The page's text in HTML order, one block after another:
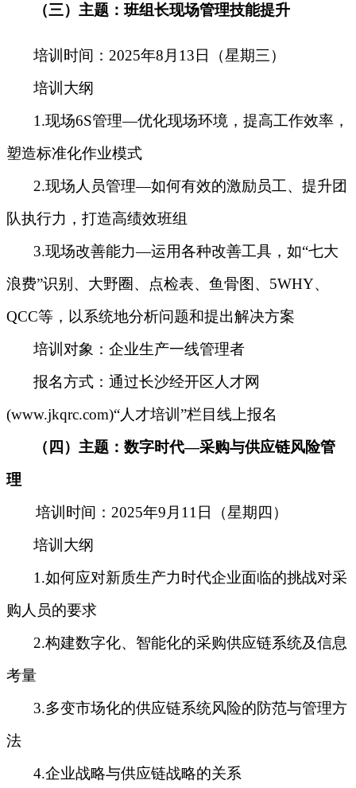
（三） 主题： 班组长现场管理技能提升
培训时间：2025年8月13日（星期三）
培训大纲
1.现场6S管理—优化现场环境，提高工作效率，
塑造标准化作业模式
2.现场人员管理—如何有效的激励员工、提升团
队执行力，打造高绩效班组
3.现场改善能力—运用各种改善工具，如“七大
浪费”识别、大野圈、点检表、鱼骨图、5WHY、
QCC等，以系统地分析问题和提出解决方案
培训对象：企业生产一线管理者
报名方式 ： 通过长沙经开区人才网
(www.jkqrc.com)“人才培训”栏目线上报名
（ 四 ） 主题： 数字时代—采购与供应链风险管
理
培训时间：2025年9月11日（星期四）
培训大纲
1.如何应对新质生产力时代企业面临的挑战对采
购人员的要求
2.构建数字化、智能化的采购供应链系统及信息
考量
3.多变市场化的供应链系统风险的防范与管理方
法
4.企业战略与供应链战略的关系